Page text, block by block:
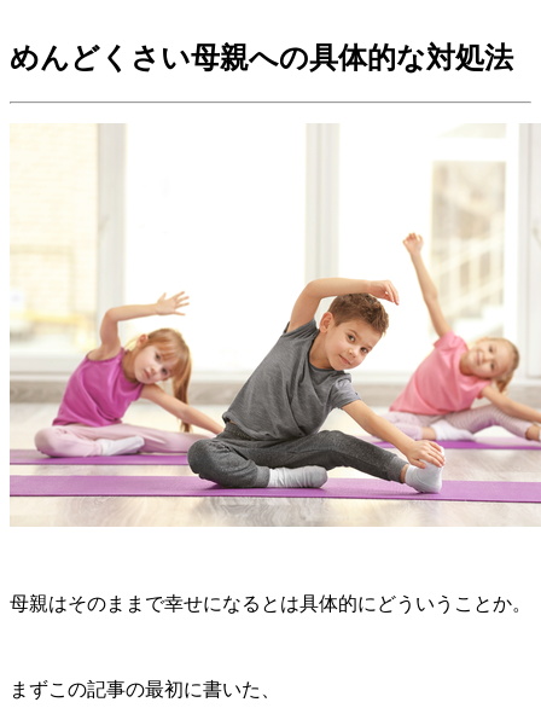
めんどくさい母親への具体的な対処法
母親はそのままで幸せになるとは具体的にどういうことか。
まずこの記事の最初に書いた、